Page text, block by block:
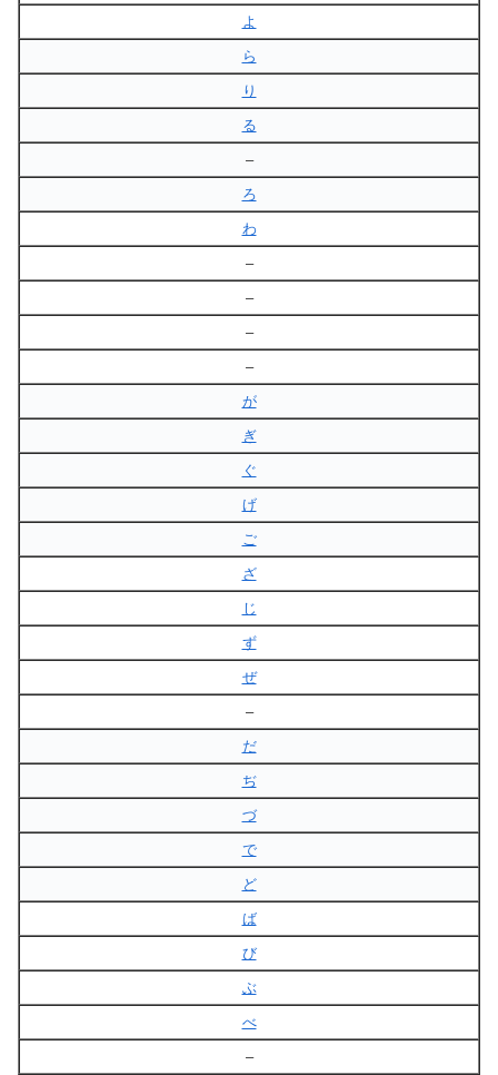
よ
ら
り
る
–
ろ
わ
–
–
–
–
が
ぎ
ぐ
げ
ご
ざ
じ
ず
ぜ
–
だ
ぢ
づ
で
ど
ば
び
ぶ
べ
–